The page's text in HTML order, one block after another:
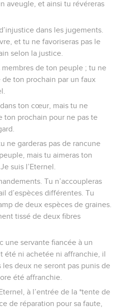
aveugle, et ainsi tu révéreras
dans les jugements.
et tu ne favoriseras pas le
selon la justice.
membres de ton peuple ; tu ne
ton prochain par un faux
ton cœur, mais tu ne
ton prochain pour ne pas te
ne garderas pas de rancune
mais tu aimeras ton
suis l’Eternel.
Tu n’accoupleras
d’espèces différentes. Tu
de deux espèces de graines.
tissé de deux fibres
une servante fiancée à un
été ni achetée ni affranchie, il
deux ne seront pas punis de
été affranchie.
à l’entrée de la *tente de
de réparation pour sa faute,